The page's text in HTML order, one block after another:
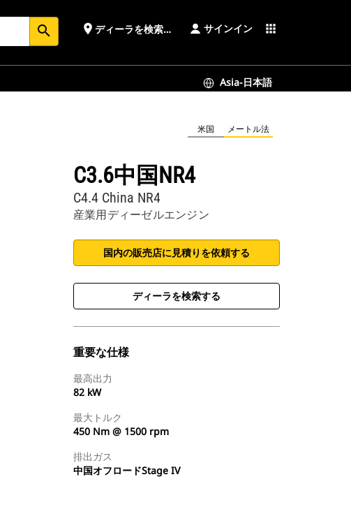
search place ディーラを検索する サインイン apps
Asia-日本語
米国 メートル法
C3.6中国NR4
産業用ディーゼルエンジン
C4.4 China NR4
国内の販売店に見積りを依頼する
ディーラを検索する
重要な仕様
最高出力
82 kW
最大トルク
450 Nm @ 1500 rpm
排出ガス
中国オフロードStage IV